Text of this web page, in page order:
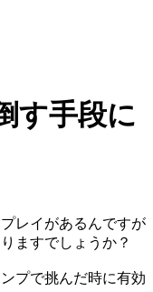
す手段に
レイがあるんですが
ますでしょうか？
プで挑んだ時に有効